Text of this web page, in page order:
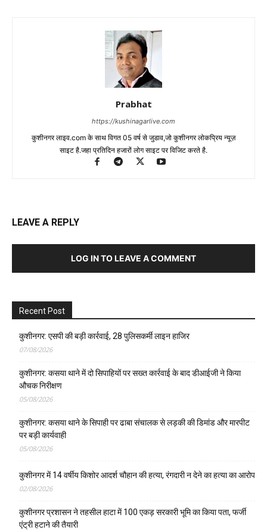
Prabhat
https://kushinagarlive.com
कुशीनगर लाइव.com के साथ विगत 05 वर्ष से जुडाव,जो कुशीनगर लोकप्रिय न्यूज़
साइट है.जहा प्रतिदिन हजारों लोग साइट पर विजिट करते है.
LEAVE A REPLY
LOG IN TO LEAVE A COMMENT
Recent Post
कुशीनगर: एसपी की बड़ी कार्रवाई, 28 पुलिसकर्मी लाइन हाजिर
07/08/2026
कुशीनगर: कसया थाने में दो सिपाहियों पर सख्त कार्रवाई के बाद डीआईजी ने किया
औचक निरीक्षण
05/08/2026
कुशीनगर: कसया थाने के सिपाही पर ढाबा संचालक से लड़की की डिमांड और मारपीट
पर बड़ी कार्यवाही
05/08/2026
कुशीनगर में 14 वर्षीय किशोर आदर्श चौहान की हत्या, रंगदारी न देने का हत्या का आरोप
02/08/2026
कुशीनगर प्रशासन ने तहसील हाटा में 100 एकड़ सरकारी भूमि का किया पता, फर्जी
एंट्री हटाने की तैयारी